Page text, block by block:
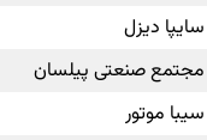
سایپا دیزل
مجتمع صنعتی پیلسان
سیبا موتور